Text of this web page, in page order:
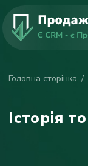
Головна сторінка
Історія